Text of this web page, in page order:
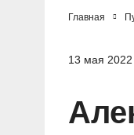
Главная
13 мая 2022